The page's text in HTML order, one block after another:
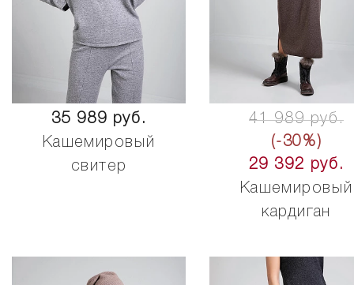
35 989 руб.
Кашемировый
свитер
41 989 руб.
(-30%)
29 392 руб.
Кашемировый
кардиган